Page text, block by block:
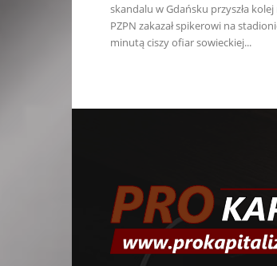
skandalu w Gdańsku przyszła
PZPN zakazał spikerowi na
minutą ciszy ofiar sowieckiej...